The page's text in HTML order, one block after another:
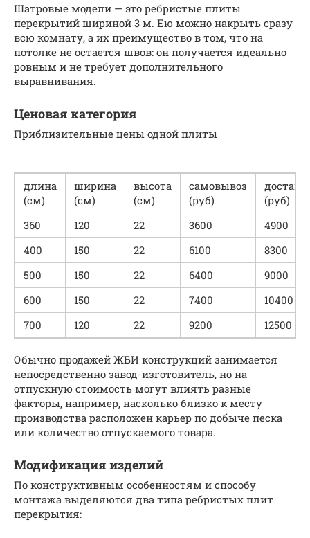
Шатровые модели — это ребристые плиты
перекрытий шириной 3 м. Ею можно накрыть сразу
всю комнату, а их преимущество в том, что на
потолке не остается швов: он получается идеально
ровным и не требует дополнительного
выравнивания.
Ценовая категория
Приблизительные цены одной плиты
длина
(см)
ширина
(см)
высота
(см)
самовывоз
(руб)
(руб)
360
120 22 3600
4900
400
150 22 6100
8300
500
150 22 6400
9000
600
150 22 7400
10400
700
120 22 9200 12500
Обычно продажей ЖБИ конструкций занимается
непосредственно завод-изготовитель, но на
отпускную стоимость могут влиять разные
факторы, например, насколько близко к месту
производства расположен карьер по добыче песка
или количество отпускаемого товара.
Модификация изделий
По конструктивным особенностям и способу
монтажа выделяются два типа ребристых плит
перекрытия: